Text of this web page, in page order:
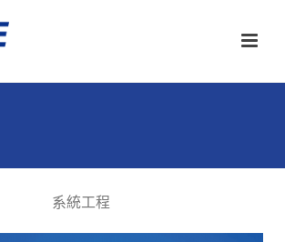
系統工程